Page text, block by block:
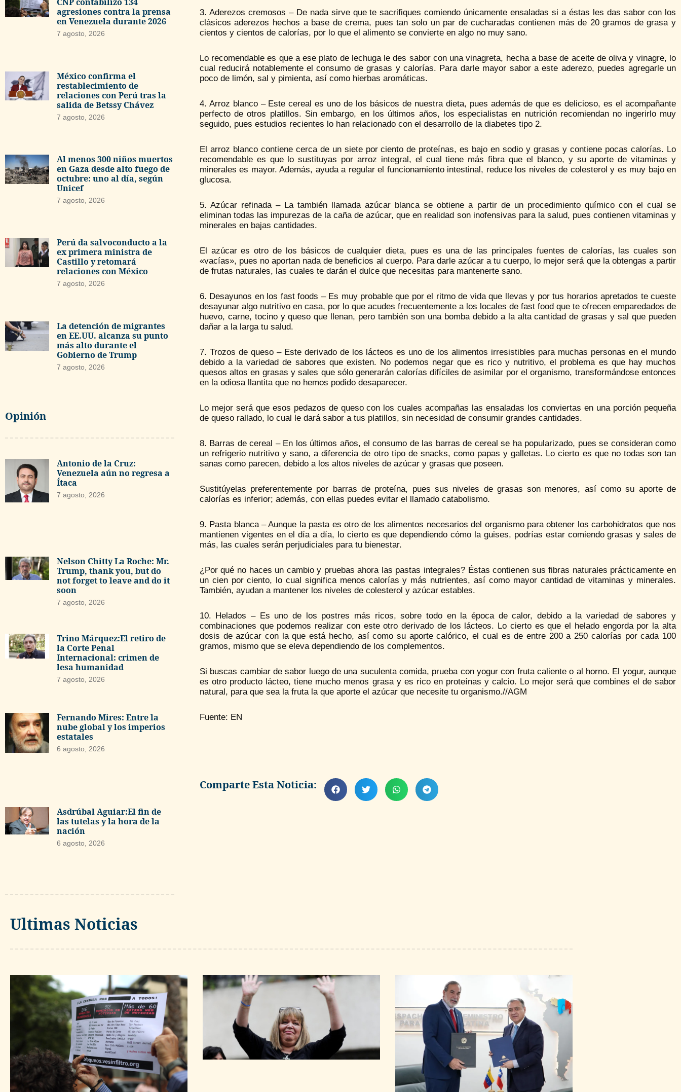
agresiones contra la prensa
en Venezuela durante 2026
7 agosto, 2026
México confirma el
restablecimiento de
relaciones con Perú tras la
salida de Betssy Chávez
7 agosto, 2026
Al menos 300 niños muertos
en Gaza desde alto fuego de
octubre: uno al día, según
Unicef
7 agosto, 2026
Perú da salvoconducto a la
ex primera ministra de
Castillo y retomará
relaciones con México
7 agosto, 2026
La detención de migrantes
en EE.UU. alcanza su punto
más alto durante el
Gobierno de Trump
7 agosto, 2026
Opinión
Antonio de la Cruz:
Venezuela aún no regresa a
Ítaca
7 agosto, 2026
Nelson Chitty La Roche: Mr.
Trump, thank you, but do
not forget to leave and do it
soon
7 agosto, 2026
Trino Márquez:El retiro de
la Corte Penal
Internacional: crimen de
lesa humanidad
7 agosto, 2026
Fernando Mires: Entre la
nube global y los imperios
estatales
6 agosto, 2026
Asdrúbal Aguiar:El fin de
las tutelas y la hora de la
nación
6 agosto, 2026
3. Aderezos cremosos – De nada sirve que te sacrifiques comiendo únicamente ensaladas si a éstas les das sabor con los
clásicos aderezos hechos a base de crema, pues tan solo un par de cucharadas contienen más de 20 gramos de grasa y
cientos y cientos de calorías, por lo que el alimento se convierte en algo no muy sano.
Lo recomendable es que a ese plato de lechuga le des sabor con una vinagreta, hecha a base de aceite de oliva y vinagre, lo
cual reducirá notablemente el consumo de grasas y calorías. Para darle mayor sabor a este aderezo, puedes agregarle un
poco de limón, sal y pimienta, así como hierbas aromáticas.
4. Arroz blanco – Este cereal es uno de los básicos de nuestra dieta, pues además de que es delicioso, es el acompañante
perfecto de otros platillos. Sin embargo, en los últimos años, los especialistas en nutrición recomiendan no ingerirlo muy
seguido, pues estudios recientes lo han relacionado con el desarrollo de la diabetes tipo 2.
El arroz blanco contiene cerca de un siete por ciento de proteínas, es bajo en sodio y grasas y contiene pocas calorías. Lo
recomendable es que lo sustituyas por arroz integral, el cual tiene más fibra que el blanco, y su aporte de vitaminas y
minerales es mayor. Además, ayuda a regular el funcionamiento intestinal, reduce los niveles de colesterol y es muy bajo en
glucosa.
5. Azúcar refinada – La también llamada azúcar blanca se obtiene a partir de un procedimiento químico con el cual se
eliminan todas las impurezas de la caña de azúcar, que en realidad son inofensivas para la salud, pues contienen vitaminas y
minerales en bajas cantidades.
El azúcar es otro de los básicos de cualquier dieta, pues es una de las principales fuentes de calorías, las cuales son
«vacías», pues no aportan nada de beneficios al cuerpo. Para darle azúcar a tu cuerpo, lo mejor será que la obtengas a partir
de frutas naturales, las cuales te darán el dulce que necesitas para mantenerte sano.
6. Desayunos en los fast foods – Es muy probable que por el ritmo de vida que llevas y por tus horarios apretados te cueste
desayunar algo nutritivo en casa, por lo que acudes frecuentemente a los locales de fast food que te ofrecen emparedados de
huevo, carne, tocino y queso que llenan, pero también son una bomba debido a la alta cantidad de grasas y sal que pueden
dañar a la larga tu salud.
7. Trozos de queso – Este derivado de los lácteos es uno de los alimentos irresistibles para muchas personas en el mundo
debido a la variedad de sabores que existen. No podemos negar que es rico y nutritivo, el problema es que hay muchos
quesos altos en grasas y sales que sólo generarán calorías difíciles de asimilar por el organismo, transformándose entonces
en la odiosa llantita que no hemos podido desaparecer.
Lo mejor será que esos pedazos de queso con los cuales acompañas las ensaladas los conviertas en una porción pequeña
de queso rallado, lo cual le dará sabor a tus platillos, sin necesidad de consumir grandes cantidades.
8. Barras de cereal – En los últimos años, el consumo de las barras de cereal se ha popularizado, pues se consideran como
un refrigerio nutritivo y sano, a diferencia de otro tipo de snacks, como papas y galletas. Lo cierto es que no todas son tan
sanas como parecen, debido a los altos niveles de azúcar y grasas que poseen.
Sustitúyelas preferentemente por barras de proteína, pues sus niveles de grasas son menores, así como su aporte de
calorías es inferior; además, con ellas puedes evitar el llamado catabolismo.
9. Pasta blanca – Aunque la pasta es otro de los alimentos necesarios del organismo para obtener los carbohidratos que nos
mantienen vigentes en el día a día, lo cierto es que dependiendo cómo la guises, podrías estar comiendo grasas y sales de
más, las cuales serán perjudiciales para tu bienestar.
¿Por qué no haces un cambio y pruebas ahora las pastas integrales? Éstas contienen sus fibras naturales prácticamente en
un cien por ciento, lo cual significa menos calorías y más nutrientes, así como mayor cantidad de vitaminas y minerales.
También, ayudan a mantener los niveles de colesterol y azúcar estables.
10. Helados – Es uno de los postres más ricos, sobre todo en la época de calor, debido a la variedad de sabores y
combinaciones que podemos realizar con este otro derivado de los lácteos. Lo cierto es que el helado engorda por la alta
dosis de azúcar con la que está hecho, así como su aporte calórico, el cual es de entre 200 a 250 calorías por cada 100
gramos, mismo que se eleva dependiendo de los complementos.
Si buscas cambiar de sabor luego de una suculenta comida, prueba con yogur con fruta caliente o al horno. El yogur, aunque
es otro producto lácteo, tiene mucho menos grasa y es rico en proteínas y calcio. Lo mejor será que combines el de sabor
natural, para que sea la fruta la que aporte el azúcar que necesite tu organismo.//AGM
Fuente: EN
Comparte Esta Noticia:
Ultimas Noticias